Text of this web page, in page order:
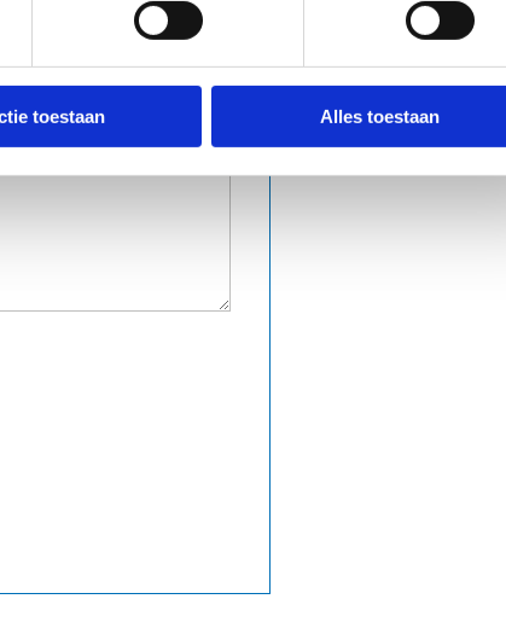
toestaan Alles toestaan